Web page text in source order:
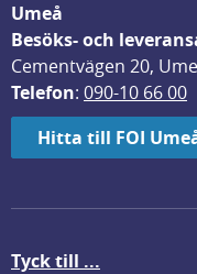
Umeå
Besöks- och
Cementvägen 20,
Telefon: 090-10 66 00
Hitta till FOI
Tyck till ...